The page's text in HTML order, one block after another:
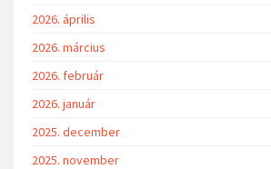
2026. április
2026. március
2026. február
2026. január
2025. december
2025. november